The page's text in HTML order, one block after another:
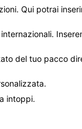
Qui potrai
del tuo pacco
intoppi.